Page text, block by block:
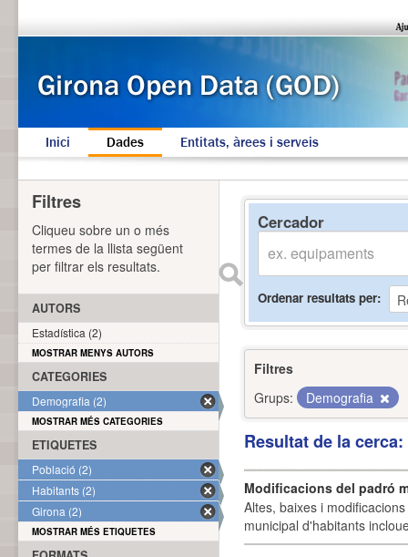
Inici Dades Entitats, àrees i serveis
Cercador
Ordenar resultats per
Filtres
Grups:
Demografia
Resultat de la
Modificacions del padró
Altes, baixes i
municipal d'habitants
Filtres
Cliqueu sobre un o més
termes de la llista següent
per filtrar els resultats.
AUTORS
Estadística (2)
MOSTRAR MENYS AUTORS
CATEGORIES
Demografia (2)
MOSTRAR MÉS CATEGORIES
ETIQUETES
Població (2)
Habitants (2)
Girona (2)
MOSTRAR MÉS ETIQUETES